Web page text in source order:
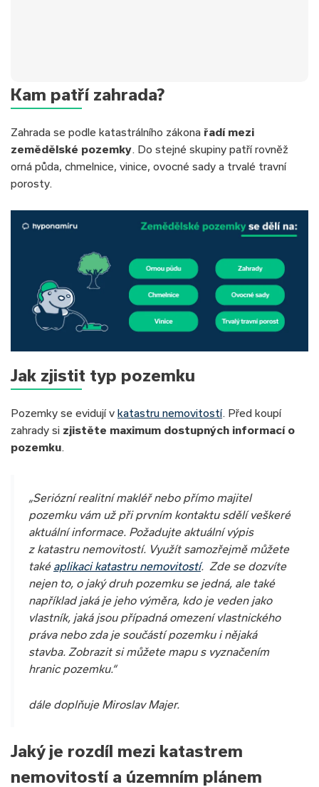
✅Úrok:
od 4,69 %
✅Doba splácení:
30 let
✅Výše úvěru:
3 500 000 Kč
✅Měsíční splátka:
18 131 Kč
Kam patří zahrada?
Zahrada se podle katastrálního zákona řadí mezi
zemědělské pozemky. Do stejné skupiny patří rovněž
orná půda, chmelnice, vinice, ovocné sady a trvalé travní
porosty.
Jak zjistit typ pozemku
Pozemky se evidují v katastru nemovitostí. Před koupí
zahrady si zjistěte maximum dostupných informací o
pozemku.
„Seriózní realitní makléř nebo přímo majitel
pozemku vám už při prvním kontaktu sdělí veškeré
aktuální informace. Požadujte aktuální výpis
z katastru nemovitostí. Využít samozřejmě můžete
také aplikaci katastru nemovitostí. Zde se dozvíte
nejen to, o jaký druh pozemku se jedná, ale také
například jaká je jeho výměra, kdo je veden jako
vlastník, jaká jsou případná omezení vlastnického
práva nebo zda je součástí pozemku i nějaká
stavba. Zobrazit si můžete mapu s vyznačením
hranic pozemku.“
dále doplňuje Miroslav Majer.
Jaký je rozdíl mezi katastrem
nemovitostí a územním plánem